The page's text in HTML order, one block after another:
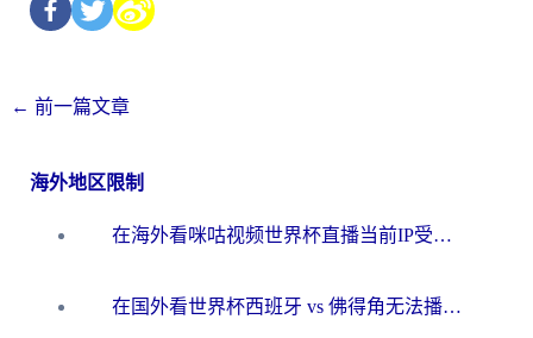
← 前一篇文章
海外地区限制
在海外看咪咕视频世界杯直播当前IP受限制？这篇指南帮你搞定所有体育赛事观看难题
在国外看世界杯西班牙 vs 佛得角无法播放？这篇指南帮你解锁所有中文体育直播